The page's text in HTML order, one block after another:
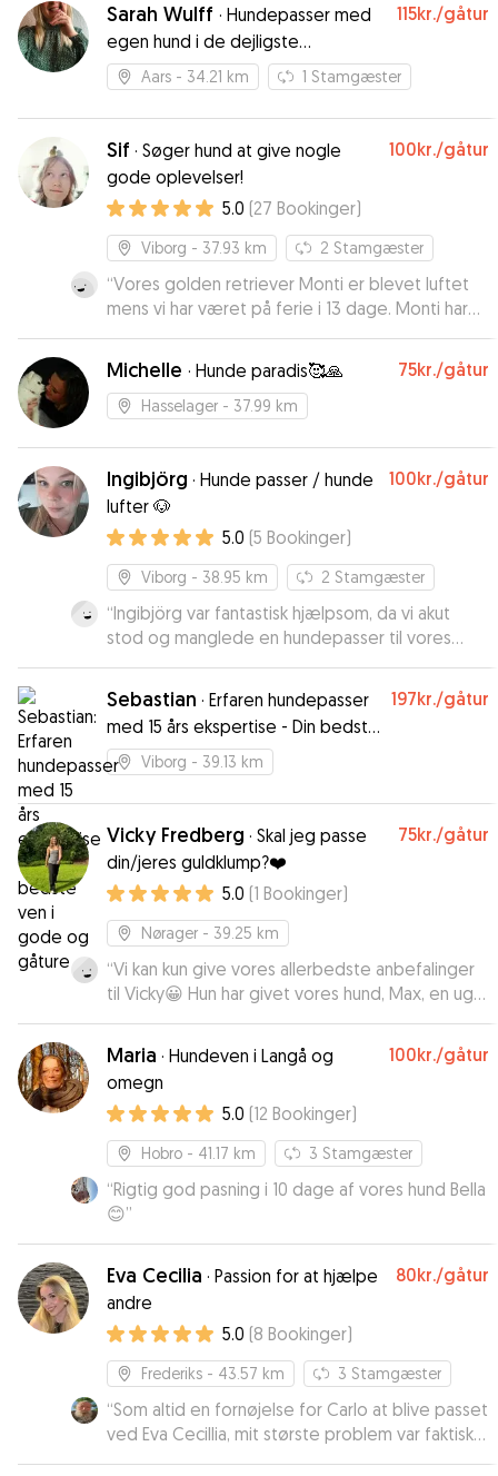
Sarah Wulff · Hundepasser med
egen hund i de dejligste
omgivelser
115kr./gåtur
Aars - 34.21 km 1 Stamgæster
Sif · Søger hund at give nogle
gode oplevelser!
100kr./gåtur
5.0 (27 Bookinger)
Viborg - 37.93 km 2 Stamgæster
“Vores golden retriever Monti er blevet luftet
mens vi har været på ferie i 13 dage. Monti har
været rigtig glad for Sif, og vi har været helt
trygge. Det er tydeligt, at Sif har en naturlig og
kærlig tilgang til dyr. Vi kan kun give de varmeste
anbefalinger.”
Michelle · Hunde paradis🥰🙏 75kr./gåtur
Hasselager - 37.99 km
Ingibjörg · Hunde passer / hunde
lufter 🐶
100kr./gåtur
5.0 (5 Bookinger)
Viborg - 38.95 km 2 Stamgæster
“Ingibjörg var fantastisk hjælpsom, da vi akut
stod og manglede en hundepasser til vores
gravhund Frida. Frida havde en fantastisk ferie
ved Ingibjörg og hendes hund Benji, med lange
gåture, hygge og leg. Vi fik løbende
opdateringer og billeder tilsendt, hvilket betød
vi kunne nyde vores ferie uden bekymringer. Vi
og vil også benytte af os hendes pasning
fremadrettet 🥰”
Sebastian · Erfaren hundepasser
med 15 års ekspertise - Din bedste
ven i gode og gåture
197kr./gåtur
Viborg - 39.13 km
Vicky Fredberg · Skal jeg passe
din/jeres guldklump?❤️
75kr./gåtur
5.0 (1 Bookinger)
Nørager - 39.25 km
“Vi kan kun give vores allerbedste anbefalinger
til Vicky😀 Hun har givet vores hund, Max, en uge
fyldt med omsorg, nærvær, hygge, pleje,
motion, kompetance og glæde. Fra første
øjeblik vandt Vicky hans hjerte😊 Max kunne ikke
have været i bedre hænder end sammen med
Vicky👍 Vi er så glade for, at Vicky tog sig af Max
og gav ham en super, dejlig uge. Vi kan tydeligt
mærke på Max, at han har haft det godt takket
være Vicky. Så Max stjerner fra Max og familie😀”
Maria · Hundeven i Langå og
omegn
100kr./gåtur
5.0 (12 Bookinger)
Hobro - 41.17 km 3 Stamgæster
“Rigtig god pasning i 10 dage af vores hund Bella
😊”
Eva Cecilia · Passion for at hjælpe
andre
80kr./gåtur
5.0 (8 Bookinger)
Frederiks - 43.57 km 3 Stamgæster
“Som altid en fornøjelse for Carlo at blive passet
ved Eva Cecillia, mit største problem var faktisk
at få ham med hjem - det var absolut en ferie